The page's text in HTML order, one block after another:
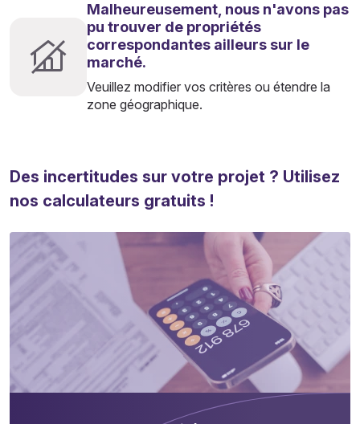
Malheureusement, nous n'avons pas
pu trouver de propriétés
correspondantes ailleurs sur le
marché.
Veuillez modifier vos critères ou étendre la
zone géographique.
Des incertitudes sur votre projet ? Utilisez
nos calculateurs gratuits !